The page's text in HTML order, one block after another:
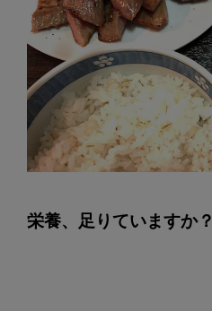
栄養、足りていますか？